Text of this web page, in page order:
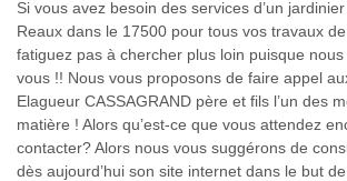
Si vous avez besoin des services d’un
Reaux dans le 17500 pour tous vos travaux
fatiguez pas à chercher plus loin puisque
vous !! Nous vous proposons de faire appel
Elagueur CASSAGRAND père et fils l’un des
matière ! Alors qu’est-ce que vous attendez
contacter? Alors nous vous suggérons de
dès aujourd’hui son site internet dans le but